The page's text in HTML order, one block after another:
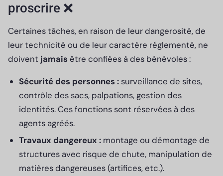
proscrire ❌
Certaines tâches, en raison de leur dangerosité, de
leur technicité ou de leur caractère réglementé, ne
doivent jamais être confiées à des bénévoles :
Sécurité des personnes : surveillance de sites,
contrôle des sacs, palpations, gestion des
identités. Ces fonctions sont réservées à des
agents agréés.
Travaux dangereux : montage ou démontage de
structures avec risque de chute, manipulation de
matières dangereuses (artifices, etc.).